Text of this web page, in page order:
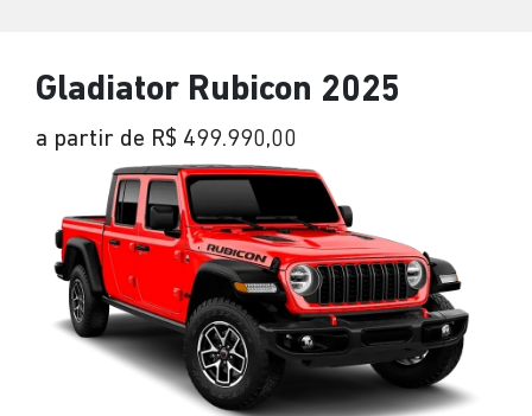
Gladiator Rubicon 2025
a partir de R$ 499.990,00